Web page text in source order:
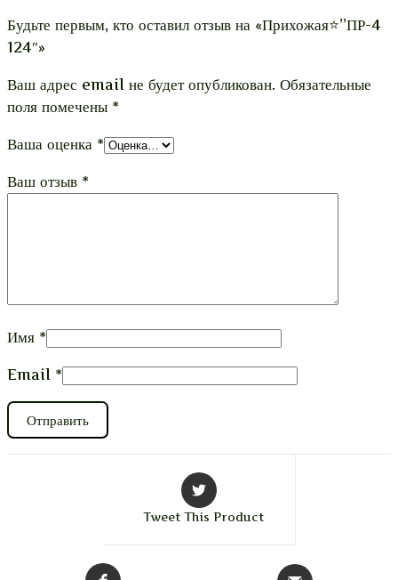
Будьте первым, кто оставил отзыв на «Прихожая⭐”ПР-4
124″»
Ваш адрес email не будет опубликован. Обязательные
поля помечены *
Ваша оценка *
Ваш отзыв *
Имя *
Email *
Tweet This Product